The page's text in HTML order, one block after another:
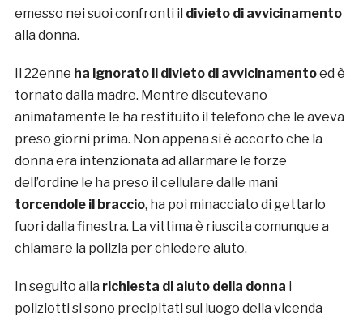
emesso nei suoi confronti il divieto di avvicinamento
alla donna.
Il 22enne ha ignorato il divieto di avvicinamentoed è
tornato dalla madre. Mentre discutevano
animatamente le ha restituito il telefono che le aveva
preso giorni prima. Non appena si è accorto che la
donna era intenzionata ad allarmare le forze
dell’ordine le ha preso il cellulare dalle mani
torcendole il braccio, ha poi minacciato di gettarlo
fuori dalla finestra. La vittima è riuscita comunque a
chiamare la polizia per chiedere aiuto.
In seguito alla richiesta di aiuto della donna i
poliziotti si sono precipitati sul luogo della vicenda